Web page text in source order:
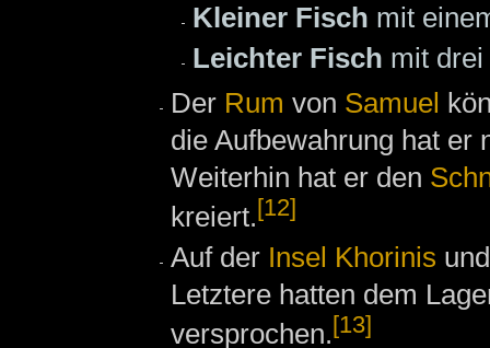
Kleiner Fisch mit
Leichter Fisch mit
Der Rum von Samuel
die Aufbewahrung hat er
Weiterhin hat er den
kreiert.[12]
Auf der Insel Khorinis
Letztere hatten dem
versprochen.[13]